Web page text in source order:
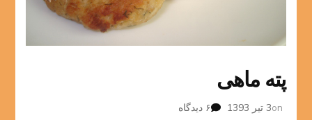
پته ماهی
on3 تیر 1393 ۶ دیدگاه